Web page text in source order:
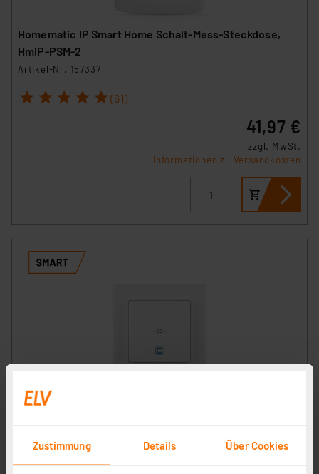
Zustimmung Details Über Cookies
Homematic IP Smart Home Schalt-Mess-Steckdose,
HmIP-PSM-2
Artikel-Nr. 157337
1 2 3 4 5 (61)
41,97 €
zzgl. MwSt.
Informationen zu Versandkosten
Homematic IP Smart Home CO2-Sensor, 230 V, HmIP-